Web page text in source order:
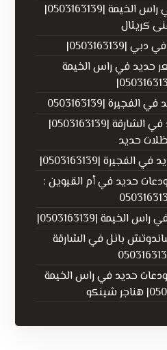
حداد أبواب حديد في راس الخيمة |0503163139|
كريتال
حديد في راس الخيمة
|0503163139
تركيب قرميد حديد في الشارقة |0503163139|
حديد
|0503163139|
حديد في أم القيوين :
|0503163139|
بانل في الشارقة
حديد في راس الخيمة